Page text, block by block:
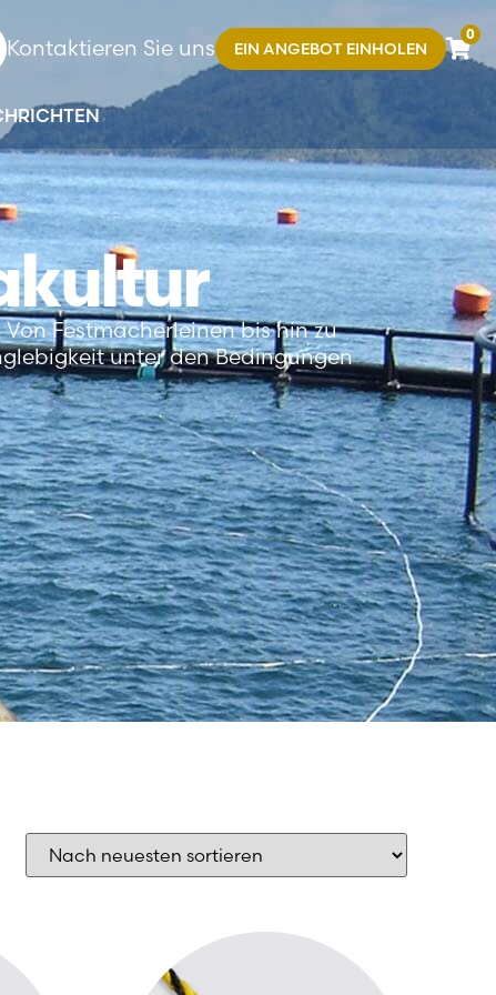
Kontaktieren Sie uns EIN ANGEBOT EINHOLEN
0
Festmacherleinen bis hin zu
unter den Bedingungen